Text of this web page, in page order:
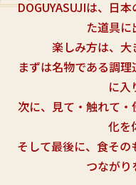
DOGUYASUJIは、日
た道具に
楽しみ方は、大
まずは名物である調
に入
次に、見て・触れて
化を
そして最後に、食そ
つながり